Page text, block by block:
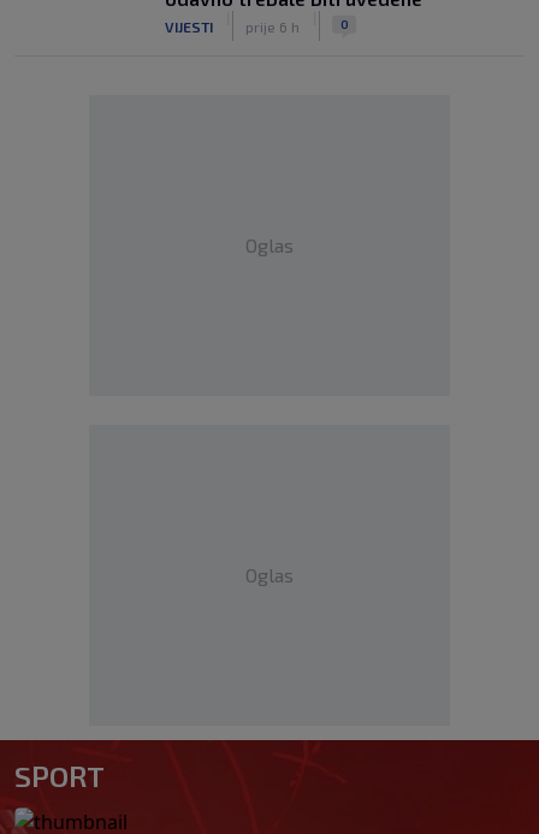
VIJESTI prije 6 h 0
Oglas
Oglas
SPORT